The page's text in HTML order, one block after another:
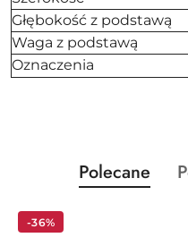
Głębokość z podstawą
Waga z podstawą
Oznaczenia
Pomiń karuzelę
Produkty
o
Polecane
-36%